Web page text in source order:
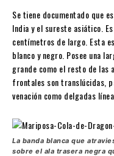
Se tiene documentado que
India y el sureste asiático.
centímetros de largo. Esta
blanco y negro. Posee una
grande como el resto de las
frontales son translúcidas,
venación como delgadas
La banda blanca que
sobre el ala trasera negra